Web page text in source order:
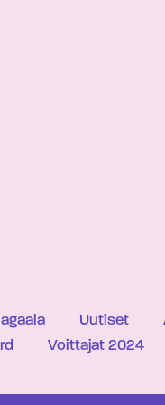
Uutiset
Voittajat 2024